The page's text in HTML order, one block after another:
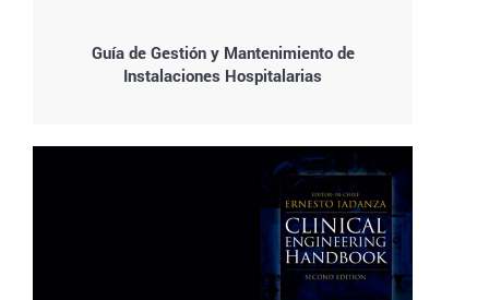
Guía de Gestión y Mantenimiento de
Instalaciones Hospitalarias